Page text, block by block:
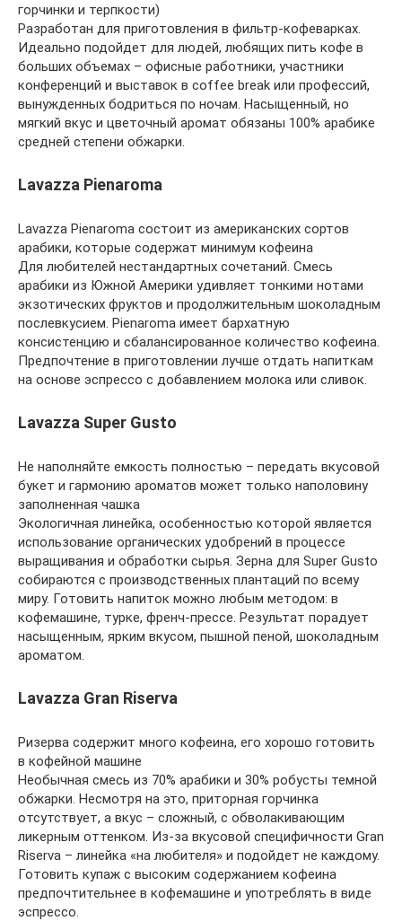
горчинки и терпкости)
Разработан для приготовления в фильтр-кофеварках.
Идеально подойдет для людей, любящих пить кофе в
больших объемах – офисные работники, участники
конференций и выставок в coffee break или профессий,
вынужденных бодриться по ночам. Насыщенный, но
мягкий вкус и цветочный аромат обязаны 100% арабике
средней степени обжарки.
Lavazza Pienaroma
Lavazza Pienaroma состоит из американских сортов
арабики, которые содержат минимум кофеина
Для любителей нестандартных сочетаний. Смесь
арабики из Южной Америки удивляет тонкими нотами
экзотических фруктов и продолжительным шоколадным
послевкусием. Pienaroma имеет бархатную
консистенцию и сбалансированное количество кофеина.
Предпочтение в приготовлении лучше отдать напиткам
на основе эспрессо с добавлением молока или сливок.
Lavazza Super Gusto
Не наполняйте емкость полностью – передать вкусовой
букет и гармонию ароматов может только наполовину
заполненная чашка
Экологичная линейка, особенностью которой является
использование органических удобрений в процессе
выращивания и обработки сырья. Зерна для Super Gusto
собираются с производственных плантаций по всему
миру. Готовить напиток можно любым методом: в
кофемашине, турке, френч-прессе. Результат порадует
насыщенным, ярким вкусом, пышной пеной, шоколадным
ароматом.
Lavazza Gran Riserva
Ризерва содержит много кофеина, его хорошо готовить
в кофейной машине
Необычная смесь из 70% арабики и 30% робусты темной
обжарки. Несмотря на это, приторная горчинка
отсутствует, а вкус – сложный, с обволакивающим
ликерным оттенком. Из-за вкусовой специфичности Gran
Riserva – линейка «на любителя» и подойдет не каждому.
Готовить купаж с высоким содержанием кофеина
предпочтительнее в кофемашине и употреблять в виде
эспрессо.